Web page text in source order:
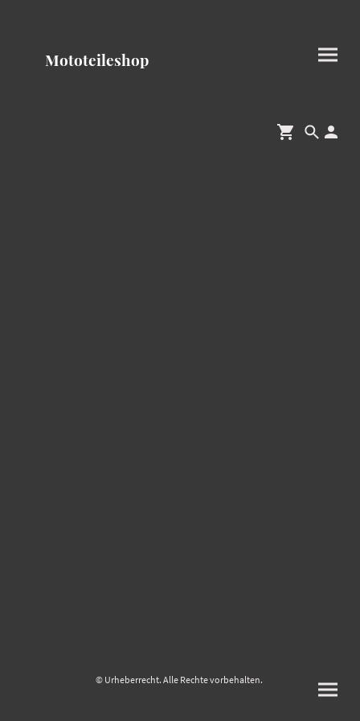
Mototeileshop
© Urheberrecht. Alle Rechte vorbehalten.